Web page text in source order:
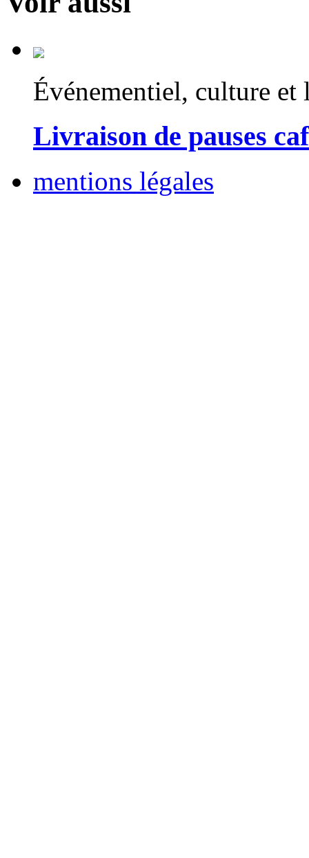
Événementiel, culture et
Livraison de pauses
mentions légales